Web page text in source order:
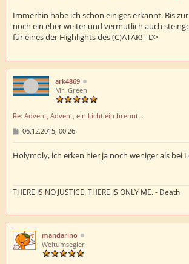
Immerhin habe ich schon einiges erkannt. Bis
noch ein eher weiter und vermutlich auch
für eines der Highlights des (C)ATAK! =D>
ark4869
Mr. Green
Re: Advent, Advent, ein Lichtlein brennt...
B
t
06.12.2015, 00:26
Holymoly, ich erken hier ja noch weniger als bei
THERE IS NO JUSTICE. THERE IS ONLY ME. - Death
mandarino
Weltumsegler